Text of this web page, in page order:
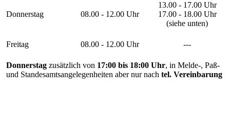
Donnerstag 08.00 - 12.00 Uhr
13.00 - 17.00 Uhr
17.00 - 18.00 Uhr
(siehe unten)
Freitag 08.00 - 12.00 Uhr ---
Donnerstag zusätzlich von 17:00 bis 18:00 Uhr, in Melde-, Paß-
und Standesamtsangelegenheiten aber nur nach tel. Vereinbarung